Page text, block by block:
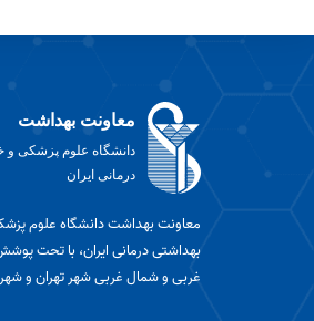
معاونت بهداشت
دانشگاه علوم پزشکی و
درمانی ایران
معاونت بهداشت دانشگاه علوم
بهداشتی درمانی ایران، با تحت
غربی و شمال غربی شهر تهران و